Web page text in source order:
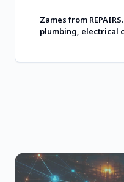
在寻找会用心对待
发商，请选择
他们一切顺利，并
Zames from
plumbing, electrical